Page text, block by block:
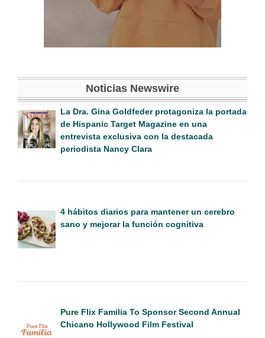
Noticias Newswire
La Dra. Gina Goldfeder protagoniza la portada
de Hispanic Target Magazine en una
entrevista exclusiva con la destacada
periodista Nancy Clara
4 hábitos diarios para mantener un cerebro
sano y mejorar la función cognitiva
Pure Flix Familia To Sponsor Second Annual
Chicano Hollywood Film Festival